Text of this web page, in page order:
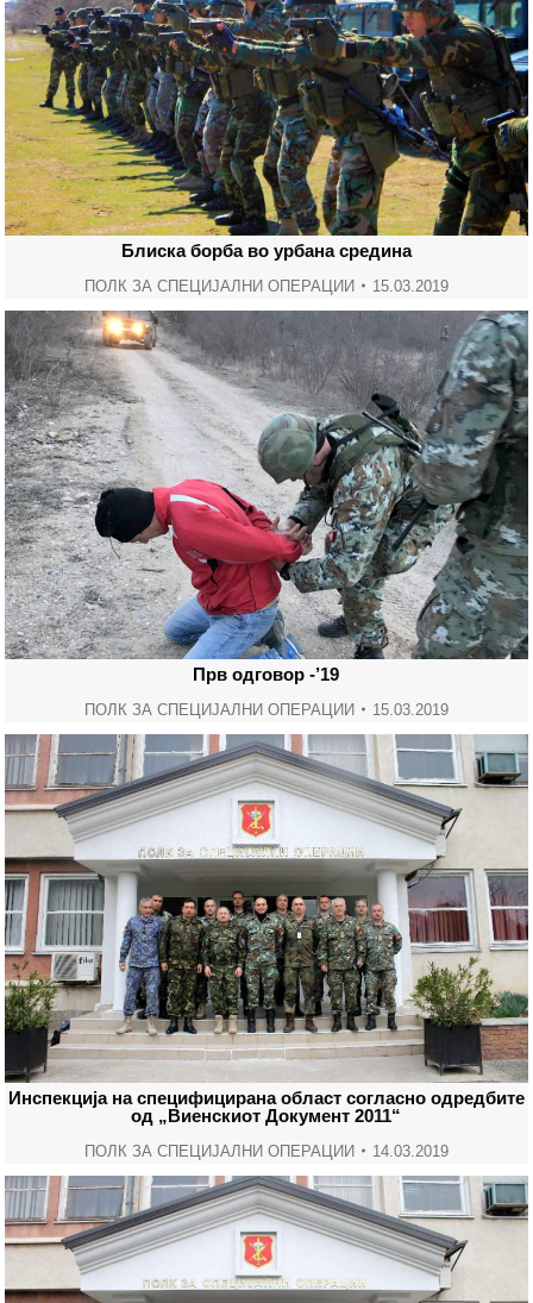
Блиска борба во урбана средина
ПОЛК ЗА СПЕЦИЈАЛНИ ОПЕРАЦИИ 15.03.2019
Прв одговор -’19
ПОЛК ЗА СПЕЦИЈАЛНИ ОПЕРАЦИИ 15.03.2019
Инспекција на специфицирана област согласно одредбите
од „Виенскиот Документ 2011“
ПОЛК ЗА СПЕЦИЈАЛНИ ОПЕРАЦИИ 14.03.2019